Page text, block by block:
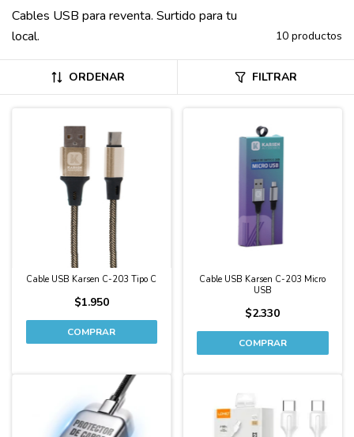
Cables USB para reventa. Surtido para tu
local.
10 productos
ORDENAR FILTRAR
Cable USB Karsen C-203 Tipo C
$1.950
COMPRAR
Cable USB Karsen C-203 Micro
USB
$2.330
COMPRAR